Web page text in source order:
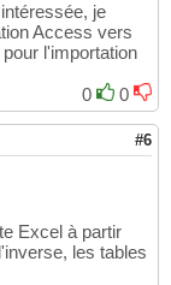
je
Access vers
l'importation
0
0
#6
Excel à partir
les tables